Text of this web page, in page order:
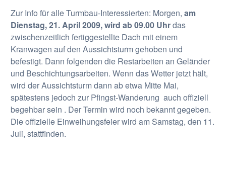
Zur Info für alle Turmbau-Interessierten: Morgen, am
Dienstag, 21. April 2009, wird ab 09.00 Uhrdas
zwischenzeitlich fertiggestellte Dach mit einem
Kranwagen auf den Aussichtsturm gehoben und
befestigt. Dann folgenden die Restarbeiten an Geländer
und Beschichtungsarbeiten. Wenn das Wetter jetzt hält,
wird der Aussichtsturm dann ab etwa Mitte Mai,
spätestens jedoch zur Pfingst-Wanderung auch offiziell
begehbar sein . Der Termin wird noch bekannt gegeben.
Die offizielle Einweihungsfeier wird am Samstag, den 11.
Juli, stattfinden.